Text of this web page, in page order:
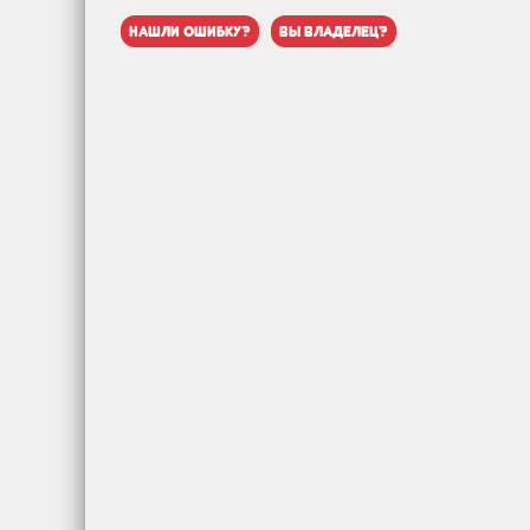
нашли ошибку? вы владелец?